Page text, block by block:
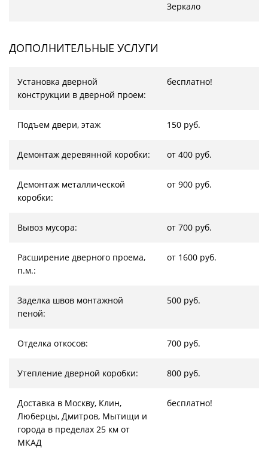
Зеркало
ДОПОЛНИТЕЛЬНЫЕ УСЛУГИ
Установка дверной
конструкции в дверной проем:
бесплатно!
Подъем двери, этаж 150 руб.
Демонтаж деревянной коробки: от 400 руб.
Демонтаж металлической
коробки:
от 900 руб.
Вывоз мусора: от 700 руб.
Расширение дверного проема,
п.м.:
от 1600 руб.
Заделка швов монтажной
пеной:
500 руб.
Отделка откосов: 700 руб.
Утепление дверной коробки: 800 руб.
Доставка в Москву, Клин,
Люберцы, Дмитров, Мытищи и
города в пределах 25 км от
МКАД
бесплатно!